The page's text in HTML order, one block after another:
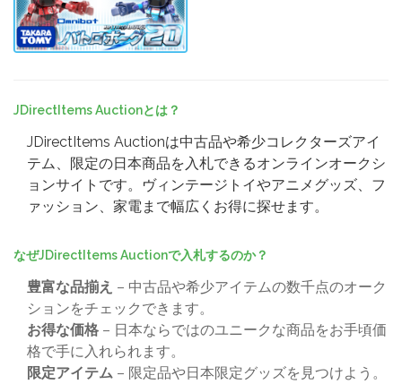
JDirectItems Auctionとは？
JDirectItems Auctionは中古品や希少コレクターズアイ
テム、限定の日本商品を入札できるオンラインオークシ
ョンサイトです。ヴィンテージトイやアニメグッズ、フ
ァッション、家電まで幅広くお得に探せます。
なぜJDirectItems Auctionで入札するのか？
豊富な品揃え – 中古品や希少アイテムの数千点のオーク
ションをチェックできます。
お得な価格 – 日本ならではのユニークな商品をお手頃価
格で手に入れられます。
限定アイテム – 限定品や日本限定グッズを見つけよう。